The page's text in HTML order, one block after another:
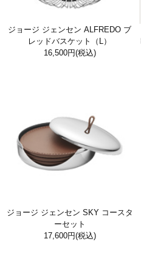
ジョージ ジェンセン ALFREDO ブ
レッドバスケット（L）
16,500円(税込)
ジョージ ジェンセン SKY コースタ
ーセット
17,600円(税込)